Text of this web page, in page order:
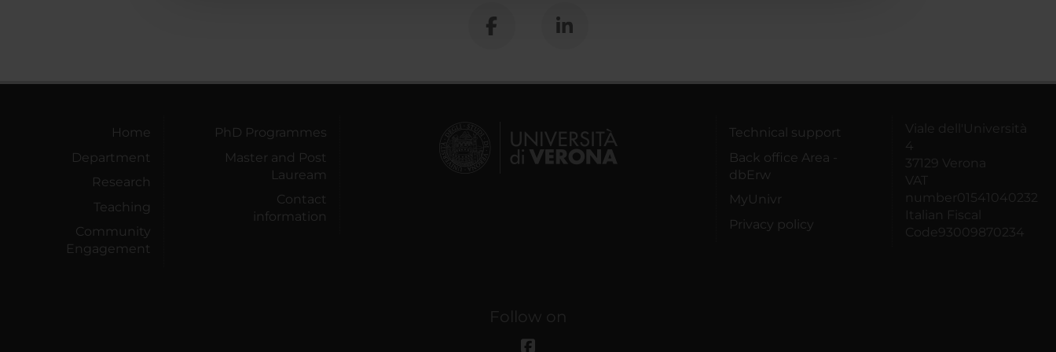
Home
Department
Research
Teaching
Community
Engagement
PhD Programmes
Master and Post
Lauream
Contact
information
Technical support
Back office Area -
dbErw
MyUnivr
Privacy policy
Viale dell'Università
4
37129 Verona
VAT
number01541040232
Italian Fiscal
Code93009870234
Follow on